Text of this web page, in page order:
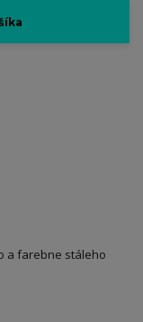
a farebne stáleho